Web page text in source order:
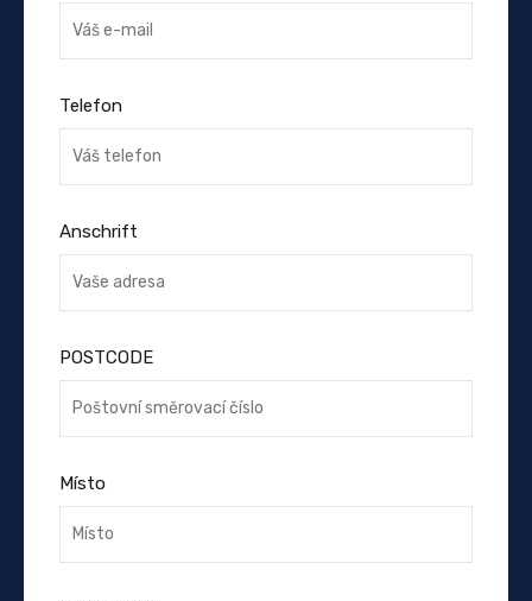
Telefon
Anschrift
POSTCODE
Místo